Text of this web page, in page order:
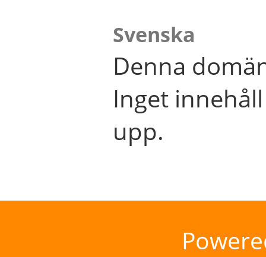
Svenska
Denna
Inget
upp.